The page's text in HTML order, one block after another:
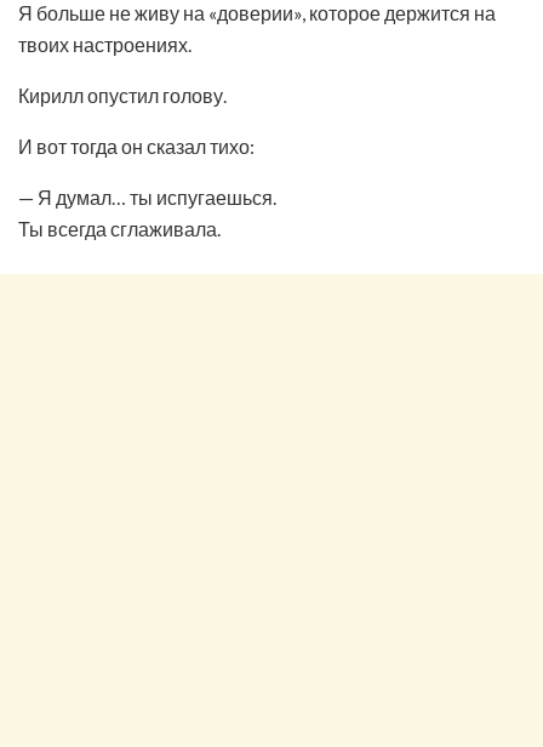
Я больше не живу на «доверии», которое держится на
твоих настроениях.
Кирилл опустил голову.
И вот тогда он сказал тихо:
— Я думал… ты испугаешься.
Ты всегда сглаживала.